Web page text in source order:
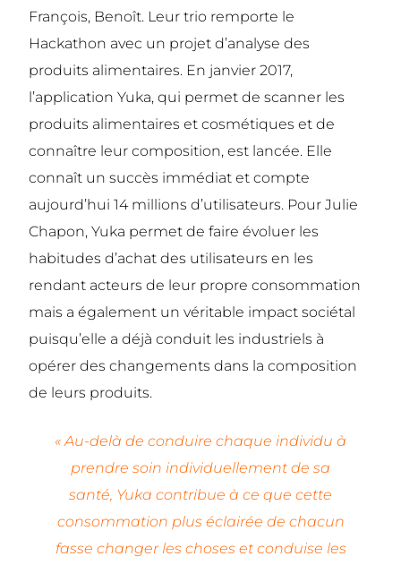
François, Benoît. Leur trio remporte le
Hackathon avec un projet d’analyse des
produits alimentaires. En janvier 2017,
l’application Yuka, qui permet de scanner les
produits alimentaires et cosmétiques et de
connaître leur composition, est lancée. Elle
connaît un succès immédiat et compte
aujourd’hui 14 millions d’utilisateurs. Pour Julie
Chapon, Yuka permet de faire évoluer les
habitudes d’achat des utilisateurs en les
rendant acteurs de leur propre consommation
mais a également un véritable impact sociétal
puisqu’elle a déjà conduit les industriels à
opérer des changements dans la composition
de leurs produits.
« Au-delà de conduire chaque individu à
prendre soin individuellement de sa
santé, Yuka contribue à ce que cette
consommation plus éclairée de chacun
fasse changer les choses et conduise les